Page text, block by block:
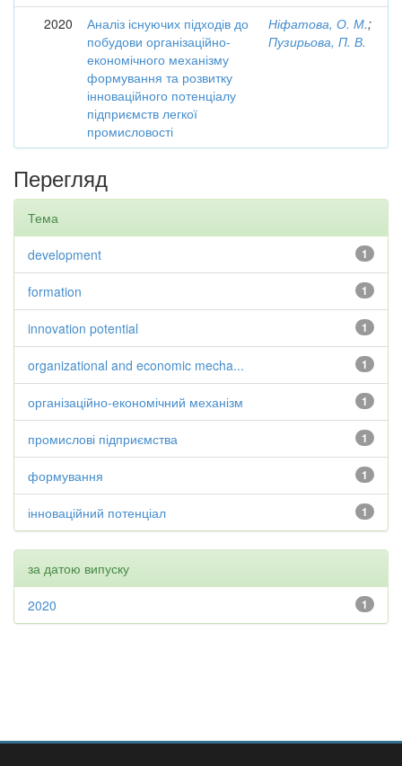
2020
Аналіз існуючих підходів до
побудови організаційно-
економічного механізму
формування та розвитку
інноваційного потенціалу
підприємств легкої
промисловості
Ніфатова, О. М.;
Пузирьова, П. В.
Перегляд
Тема
1
development
1
formation
1
innovation potential
1
organizational and economic mecha...
1
організаційно-економічний механізм
1
промислові підприємства
1
формування
1
інноваційний потенціал
за датою випуску
1
2020